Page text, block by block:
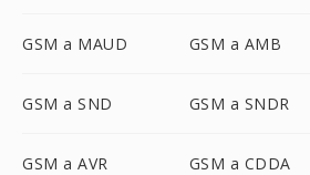
GSM a MAUD GSM a AMB
GSM a SND GSM a SNDR
GSM a AVR GSM a CDDA